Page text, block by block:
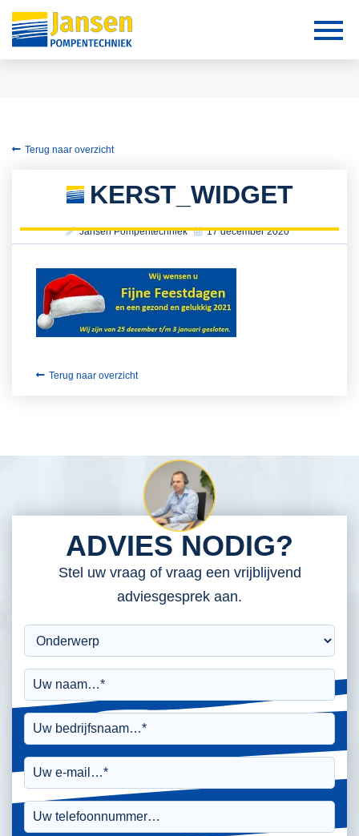
Terug naar overzicht
KERST_WIDGET
Jansen Pompentechniek 17 december 2020
Terug naar overzicht
ADVIES NODIG?
Stel uw vraag of vraag een vrijblijvend
adviesgesprek aan.